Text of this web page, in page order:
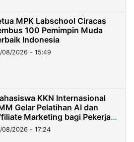
MPK Labschool Ciracas
100 Pemimpin Muda
Indonesia
08/2026 - 15:49
KKN Internasional
Gelar Pelatihan AI dan
Marketing bagi Pekerja
Indonesia di Taiwan
08/2026 - 17:24